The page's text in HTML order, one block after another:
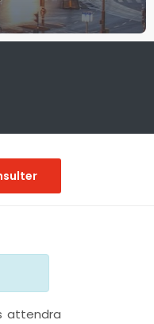
attendra